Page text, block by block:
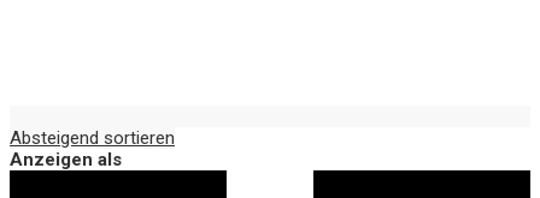
Absteigend sortieren
Anzeigen als